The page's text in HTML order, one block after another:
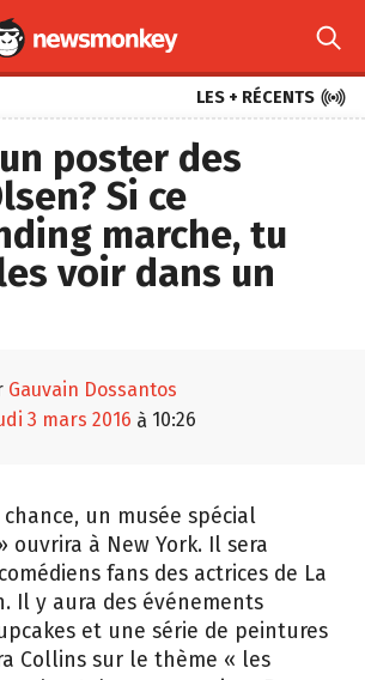

LES + RÉCENTS 
poster des
Si ce
marche, tu
voir dans un
Gauvain Dossantos
3 mars 2016 à 10:26
un musée spécial
ouvrira à New York. Il sera
fans des actrices de La
Il y aura des événements
et une série de peintures
Collins sur le thème « les